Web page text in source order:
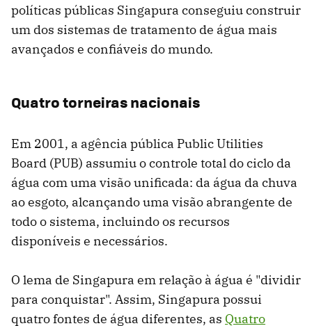
políticas públicas Singapura conseguiu construir
um dos sistemas de tratamento de água mais
avançados e confiáveis ​​do mundo.
Quatro torneiras nacionais
Em 2001, a agência pública Public Utilities
Board (PUB) assumiu o controle total do ciclo da
água com uma visão unificada: da água da chuva
ao esgoto, alcançando uma visão abrangente de
todo o sistema, incluindo os recursos
disponíveis e necessários.
O lema de Singapura em relação à água é "dividir
para conquistar". Assim, Singapura possui
quatro fontes de água diferentes, as Quatro